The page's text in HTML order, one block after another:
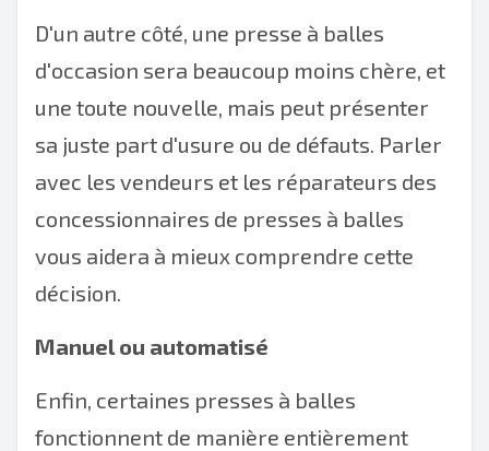
D'un autre côté, une presse à balles
d'occasion sera beaucoup moins chère, et
une toute nouvelle, mais peut présenter
sa juste part d'usure ou de défauts. Parler
avec les vendeurs et les réparateurs des
concessionnaires de presses à balles
vous aidera à mieux comprendre cette
décision.
Manuel ou automatisé
Enfin, certaines presses à balles
fonctionnent de manière entièrement